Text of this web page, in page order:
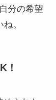
分の希望
。
！